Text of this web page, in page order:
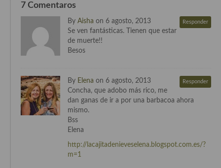
Cocina del Congo
Cocina Yoshoku
Cocina fusión
Cocinas de España
Cocina Aragonesa
7 Comentaros
By Aisha on 6 agosto, 2013 Responder
Se ven fantásticas. Tienen que estar
de muerte!!
Besos
By Elena on 6 agosto, 2013 Responder
Concha, que adobo más rico, me
dan ganas de ir a por una barbacoa ahora
mismo.
Bss
Elena
http://lacajitadenieveselena.blogspot.com.es/?
m=1